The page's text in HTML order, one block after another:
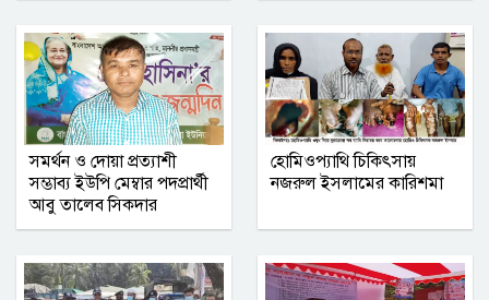
রুয়েটে নাটোর জেলা সমিতির নবীনবরণ ও
বিদায় অনুষ্ঠিত
কমলনগরে ‘বিশ্ব মাতৃদুগ্ধ সপ্তাহ ২০২৬’
গণমাধ্যমে সংবাদ প্রকাশের সিলেট টিটিসির
প্রতারক ড্রাইভার বিল্লাল আটক
সমর্থন ও দোয়া প্রত্যাশী
সম্ভাব্য ইউপি মেম্বার পদপ্রার্থী
আবু তালেব সিকদার
হোমিওপ্যাথি চিকিৎসায়
নজরুল ইসলামের কারিশমা